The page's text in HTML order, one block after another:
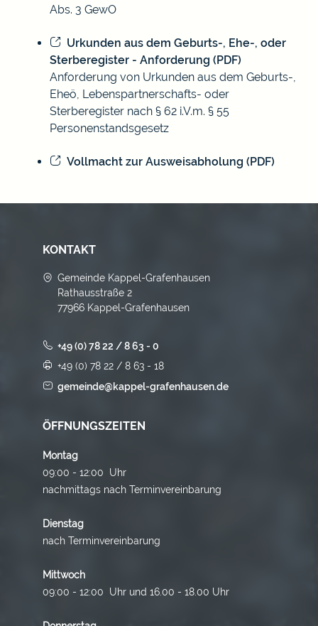
Abs. 3 GewO
Urkunden aus dem Geburts-, Ehe-, oder
Sterberegister - Anforderung (PDF)
Anforderung von Urkunden aus dem Geburts-,
Eheö, Lebenspartnerschafts- oder
Sterberegister nach § 62 i.V.m. § 55
Personenstandsgesetz
Vollmacht zur Ausweisabholung (PDF)
KONTAKT
Gemeinde Kappel-Grafenhausen
Rathausstraße 2
77966 Kappel-Grafenhausen
+49 (0) 78 22 / 8 63 - 0
+49 (0) 78 22 / 8 63 - 18
gemeinde@kappel-grafenhausen.de
ÖFFNUNGSZEITEN
Montag
09:00 - 12:00 Uhr
nachmittags nach Terminvereinbarung
Dienstag
nach Terminvereinbarung
Mittwoch
09:00 - 12:00 Uhr und 16.00 - 18.00 Uhr